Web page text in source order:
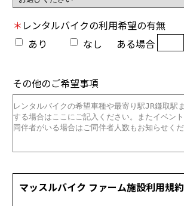
＊ レンタルバイクの利用希望の有無
あり
なし ある場合
その他のご希望事項
マッスルバイク ファーム施設利用規約